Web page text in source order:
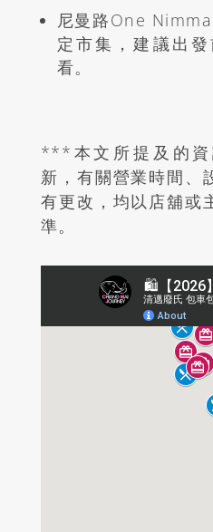
尼曼路One
定市集，建議出
看。
***本文所提及的資
新，有關營業時間、
有更改，均以店舖或
準。